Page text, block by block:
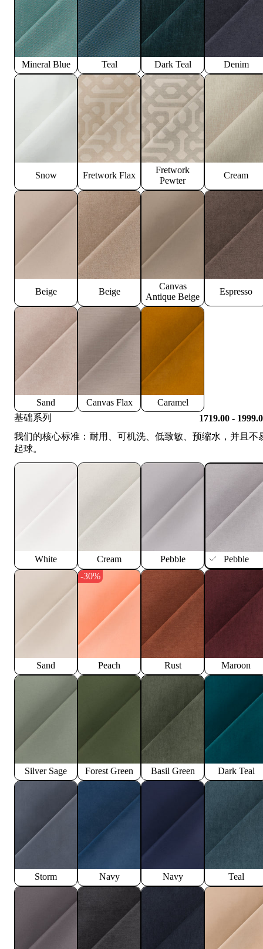
Mineral Blue Teal Dark Teal Denim
Snow Fretwork Flax
Fretwork
Pewter
Cream
Beige Beige
Canvas
Antique Beige
Espresso
Sand Canvas Flax
Caramel
基础系列
1719.00 -
我们的核心标准：耐用、可机洗、低致敏、预缩水，并且不
起球。
White Cream Pebble Pebble
Sand
-30%
Peach Rust Maroon
Silver Sage Forest Green Basil Green Dark Teal
Storm Navy Navy Teal